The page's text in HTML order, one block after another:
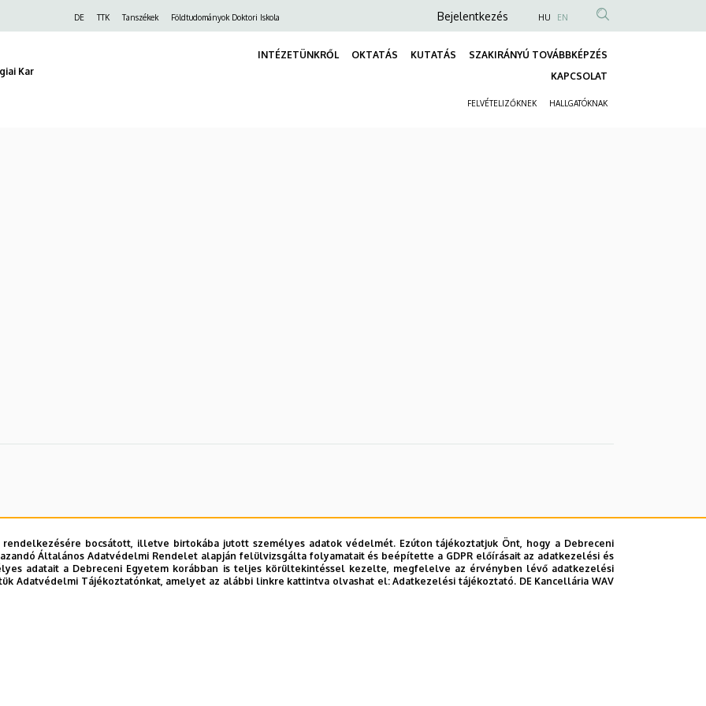
FelsőDE TTK Tanszékek Földtudományok Doktori Iskola
Anonim
fiók
Bejelentkezés HU EN
Kar
INTÉZETÜNKRŐL OKTATÁS KUTATÁS
SZAKIRÁNYÚ TOVÁBBKÉPZÉS
KAPCSOLAT
FELVÉTELIZŐKNEK HALLGATÓKNAK
bocsátott, illetve birtokába jutott személyes adatok védelmét. Ezúton tájékoztatjuk Önt, hogy a Debreceni
Általános Adatvédelmi Rendelet alapján felülvizsgálta folyamatait és beépítette a GDPR előírásait az adatkezelési és
adatait a Debreceni Egyetem korábban is teljes körültekintéssel kezelte, megfelelve az érvényben lévő adatkezelési
Adatvédelmi Tájékoztatónkat, amelyet az alábbi linkre kattintva olvashat el:Adatkezelési tájékoztató. DE Kancellária WAV